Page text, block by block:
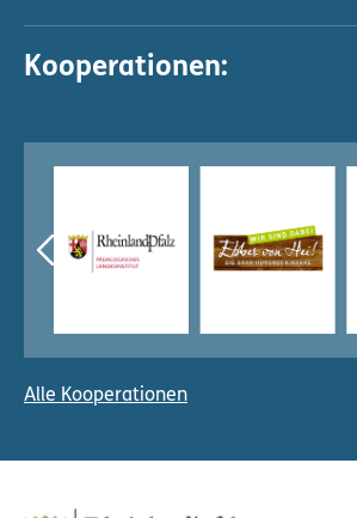
Kooperationen:
Alle Kooperationen